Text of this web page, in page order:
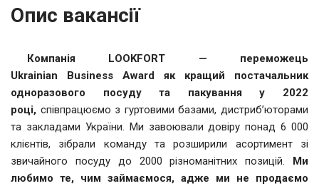
Опис вакансії
Компанія LOOKFORT — переможець
Ukrainian
Business Award як
кращий постачальник
одноразового посуду та
пакування у
2022
році, співпрацюємо з гуртовими базами, дистриб’юторами
та закладами України. Ми завоювали довіру понад 6 000
клієнтів, зібрали команду та розширили асортимент зі
звичайного посуду до 2000 різноманітних позицій. Ми
любимо те, чим займаємося, адже ми не продаємо